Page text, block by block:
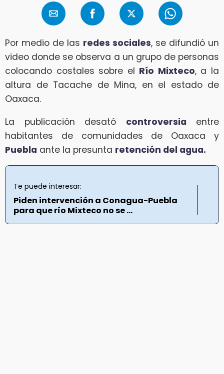
Por medio de las redes sociales, se difundió un
video donde se observa a un grupo de personas
colocando costales sobre el Río Mixteco, a la
altura de Tacache de Mina, en el estado de
Oaxaca.
La publicación desató controversia entre
habitantes de comunidades de Oaxaca y
Puebla ante la presunta retención del agua.
Te puede interesar:
Piden intervención a Conagua-Puebla
para que río Mixteco no se ...